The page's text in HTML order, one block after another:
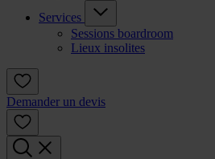
Services
Sessions boardroom
Lieux insolites
Demander un devis